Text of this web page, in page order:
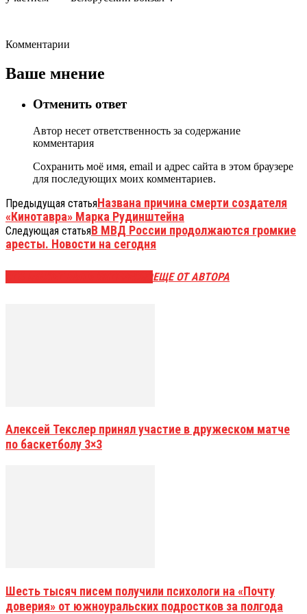
Комментарии
Ваше мнение
Отменить ответ
Автор несет ответственность за содержание
комментария
Сохранить моё имя, email и адрес сайта в этом браузере
для последующих моих комментариев.
Предыдущая статьяНазвана причина смерти создателя
«Кинотавра» Марка Рудинштейна
Следующая статьяВ МВД России продолжаются громкие
аресты. Новости на сегодня
ЕЩЕ ОТ АВТОРА
Алексей Текслер принял участие в дружеском матче
по баскетболу 3×3
Шесть тысяч писем получили психологи на «Почту
доверия» от южноуральских подростков за полгода